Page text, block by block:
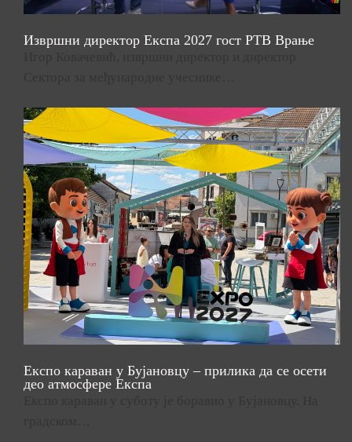
Извршни директор Експа 2027 гост РТВ Врање
Експо караван у Бујановцу – прилика да се осети
део атмосфере Експа